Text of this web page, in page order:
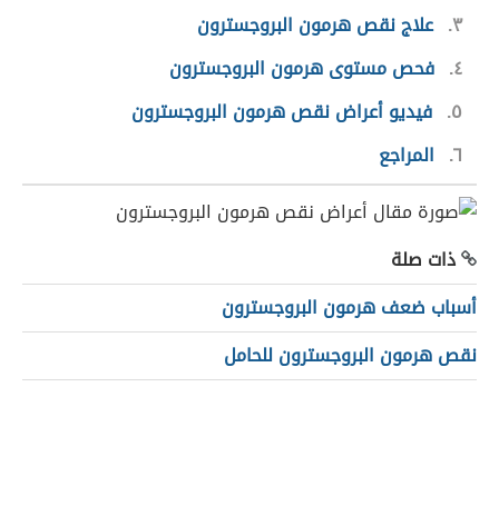
٣ علاج نقص هرمون البروجسترون
٤ فحص مستوى هرمون البروجسترون
٥ فيديو أعراض نقص هرمون البروجسترون
٦ المراجع
ذات صلة
أسباب ضعف هرمون البروجسترون
نقص هرمون البروجسترون للحامل